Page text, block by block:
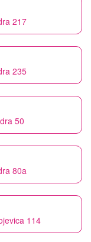
217
235
50
80a
114